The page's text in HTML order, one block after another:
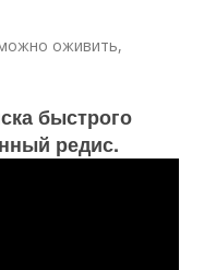
оживить,
быстрого
редис.